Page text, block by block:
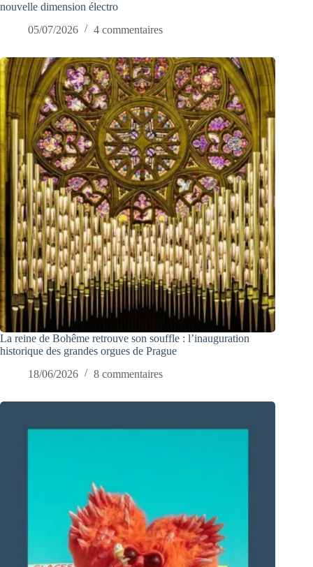
nouvelle dimension électro
05/07/2026
4 commentaires
La reine de Bohême retrouve son souffle : l’inauguration
historique des grandes orgues de Prague
18/06/2026
8 commentaires